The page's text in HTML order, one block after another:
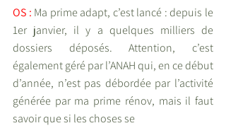
OS : Ma prime adapt, c’est lancé : depuis le
1er janvier, il y a quelques milliers de
dossiers déposés. Attention, c’est
également géré par l’ANAH qui, en ce début
d’année, n’est pas débordée par l’activité
générée par ma prime rénov, mais il faut
savoir que si les choses se